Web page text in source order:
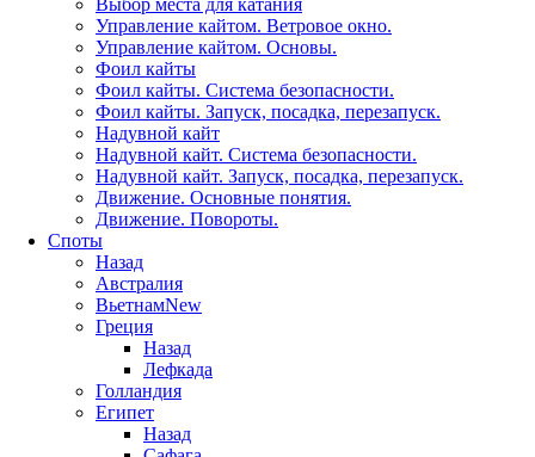
Управление кайтом. Ветровое окно.
Управление кайтом. Основы.
Фоил кайты
Фоил кайты. Система безопасности.
Фоил кайты. Запуск, посадка, перезапуск.
Надувной кайт
Надувной кайт. Система безопасности.
Надувной кайт. Запуск, посадка, перезапуск.
Движение. Основные понятия.
Движение. Повороты.
Споты
Назад
Австралия
ВьетнамNew
Греция
Назад
Лефкада
Голландия
Египет
Назад